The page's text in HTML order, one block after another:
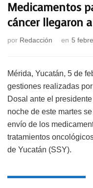
Medicamentos
cáncer llegaron
por Redacción en 5
Mérida, Yucatán, 5 de
gestiones realizadas
Dosal ante el
noche de este martes
envío de los
tratamientos
de Yucatán (SSY).